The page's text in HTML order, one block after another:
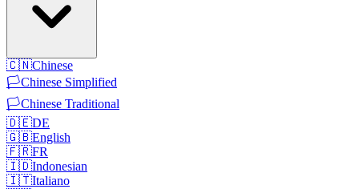
🇨🇳Chinese
🏳️Chinese Simplified
🏳️Chinese Traditional
🇩🇪DE
🇬🇧English
🇫🇷FR
🇮🇩Indonesian
🇮🇹Italiano